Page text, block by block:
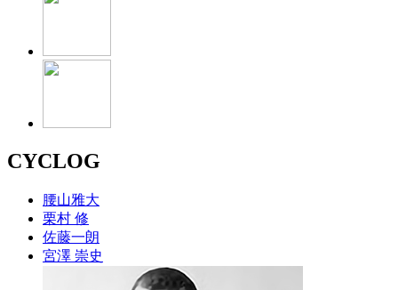
CYCLOG
腰山雅大
栗村 修
佐藤一朗
宮澤 崇史